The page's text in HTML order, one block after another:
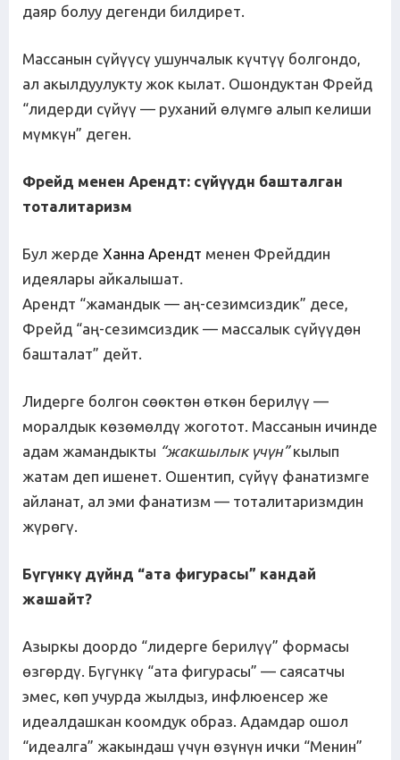
даяр болуу дегенди билдирет.
Массанын сүйүүсү ушунчалык күчтүү болгондо,
ал акылдуулукту жок кылат. Ошондуктан Фрейд
“лидерди сүйүү — руханий өлүмгө алып келиши
мүмкүн” деген.
Фрейд менен Арендт: сүйүүдн башталган
тоталитаризм
Бул жерде Ханна Арендт менен Фрейддин
идеялары айкалышат.
Арендт “жамандык — аң-сезимсиздик” десе,
Фрейд “аң-сезимсиздик — массалык сүйүүдөн
башталат” дейт.
Лидерге болгон сөөктөн өткөн берилүү —
моралдык көзөмөлдү жоготот. Массанын ичинде
адам жамандыкты “жакшылык үчүн”кылып
жатам деп ишенет. Ошентип, сүйүү фанатизмге
айланат, ал эми фанатизм — тоталитаризмдин
жүрөгү.
Бүгүнкү дүйнд “ата фигурасы” кандай
жашайт?
Азыркы доордо “лидерге берилүү” формасы
өзгөрдү. Бүгүнкү “ата фигурасы” — саясатчы
эмес, көп учурда жылдыз, инфлюенсер же
идеалдашкан коомдук образ. Адамдар ошол
“идеалга” жакындаш үчүн өзүнүн ички “Менин”